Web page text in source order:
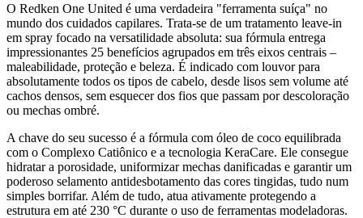
O Redken One United é uma verdadeira "ferramenta suíça" no
mundo dos cuidados capilares. Trata-se de um tratamento leave-in
em spray focado na versatilidade absoluta: sua fórmula entrega
impressionantes 25 benefícios agrupados em três eixos centrais –
maleabilidade, proteção e beleza. É indicado com louvor para
absolutamente todos os tipos de cabelo, desde lisos sem volume até
cachos densos, sem esquecer dos fios que passam por descoloração
ou mechas ombré.
A chave do seu sucesso é a fórmula com óleo de coco equilibrada
com o Complexo Catiônico e a tecnologia KeraCare. Ele consegue
hidratar a porosidade, uniformizar mechas danificadas e garantir um
poderoso selamento antidesbotamento das cores tingidas, tudo num
simples borrifar. Além de tudo, atua ativamente protegendo a
estrutura em até 230 °C durante o uso de ferramentas modeladoras.